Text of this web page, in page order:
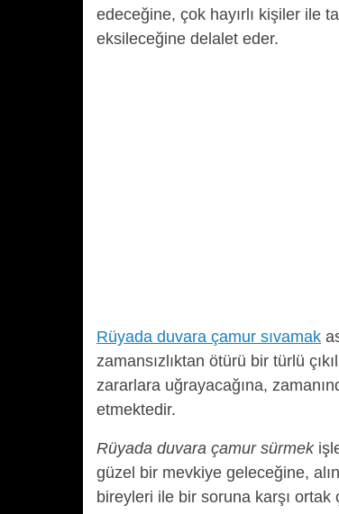
edeceğine, çok hayırlı kişiler ile
eksileceğine delalet eder.
Rüyada duvara çamur sıvamak
zamansızlıktan ötürü bir türlü
zararlara uğrayacağına,
etmektedir.
Rüyada duvara çamur sürmek
güzel bir mevkiye geleceğine,
bireyleri ile bir soruna karşı